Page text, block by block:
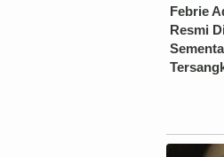
Febrie
Resmi